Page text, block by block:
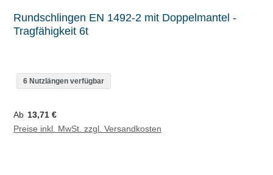
Rundschlingen EN 1492-2 mit Doppelmantel -
Tragfähigkeit 6t
6 Nutzlängen verfügbar
Regulärer Preis:
Ab 13,71 €
Preise inkl. MwSt. zzgl. Versandkosten